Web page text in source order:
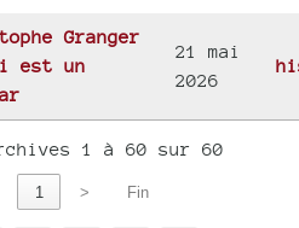
Granger
est un
21 mai
2026
1 à 60 sur 60
1 > Fin